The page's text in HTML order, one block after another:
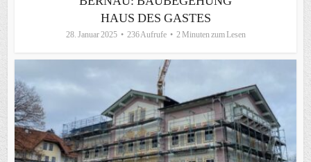
HAUS DES GASTES
28. Januar 2025 236 Aufrufe 2 Minuten zum Lesen